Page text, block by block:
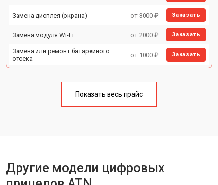
Замена дисплея (экрана) от 3000 ₽ Заказать
Замена модуля Wi-Fi от 2000 ₽ Заказать
Замена или ремонт батарейного
отсека
от 1000 ₽ Заказать
Показать весь прайс
Другие модели цифровых